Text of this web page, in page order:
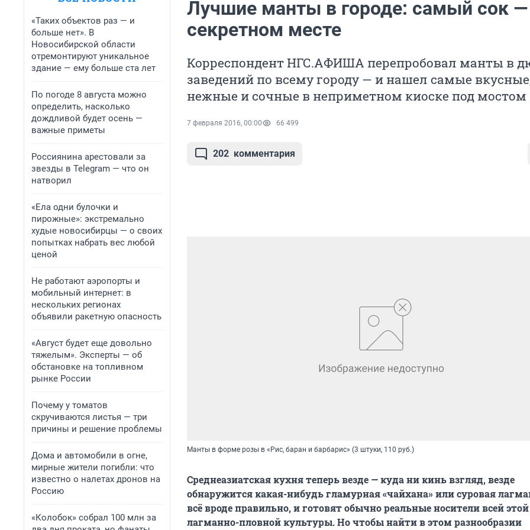
«Таких объектов раз — и
больше нет». В
Новосибирской области
отремонтируют уникальное
здание — ему больше ста лет
По погоде 8 августа можно
определить, насколько
дождливой будет осень —
важные приметы
Россиянина арестовали за
звезды в Telegram — что он
натворил
«Ела одни булочки и
пирожные»: экстремально
худые новосибирцы — о своих
попытках набрать вес любой
ценой
Не работают аэропорты и
мобильный интернет: в
нескольких регионах
объявили ракетную опасность
«Август будет еще довольно
тяжелым». Эксперты — об
обстановке на топливном
рынке России
Почему у томатов
скручиваются листья — три
причины и решение проблемы
Дома и автомобили в огне,
мирные жители погибли: что
известно о налетах дронов на
Россию
«Колобок» собрал 100 млн за
Лучшие манты в городе: самый сок
секретном месте
Корреспондент НГС.АФИША перепробовал манты в
заведений по всему городу — и нашел самые
нежные и сочные в неприметном киоске под мостом
7 февраля 2016, 00:00 66 499
202 комментария
Манты в форме розы в «Рис, баран и барбарис» (3 штуки, 110 руб.)
Среднеазиатская кухня теперь везде — куда ни кинь взгляд, везде
обнаружится какая-нибудь гламурная «чайхана» или суровая
всё вроде правильно, и готовят обычно реальные носители всей этой
лагманно-пловной культуры. Но чтобы найти в этом разнообразии